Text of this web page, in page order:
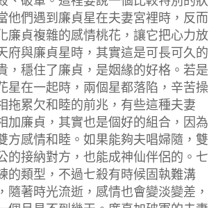
他們遇到廉貞星在夫妻宮裡時，反而
廉貞複雜的感情桃花，讓它把心力放
府與廉貞星時，其實這是可長可久的
，穩住了廉貞，是姻緣的好格。若是
星在一起時，兩個星都落陷，辛苦操
拖累欠和睦的前兆，有些這種夫妻
加廉貞，其實也是個好的組合，因為
方感情和睦。如果能夠夫唱婦隨，雙
的接納對方，也能成神仙伴侶的。七
的類型，不過七殺有時候固執難溝
著時光流逝，感情也會變淡變差，